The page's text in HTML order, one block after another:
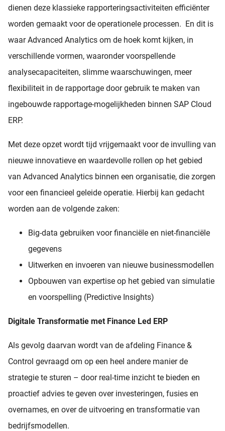
dienen deze klassieke rapporteringsactiviteiten efficiënter
worden gemaakt voor de operationele processen. En dit is
waar Advanced Analytics om de hoek komt kijken, in
verschillende vormen, waaronder voorspellende
analysecapaciteiten, slimme waarschuwingen, meer
flexibiliteit in de rapportage door gebruik te maken van
ingebouwde rapportage-mogelijkheden binnen SAP Cloud
ERP.
Met deze opzet wordt tijd vrijgemaakt voor de invulling van
nieuwe innovatieve en waardevolle rollen op het gebied
van Advanced Analytics binnen een organisatie, die zorgen
voor een financieel geleide operatie. Hierbij kan gedacht
worden aan de volgende zaken:
Big-data gebruiken voor financiële en niet-financiële
gegevens
Uitwerken en invoeren van nieuwe businessmodellen
Opbouwen van expertise op het gebied van simulatie
en voorspelling (Predictive Insights)
Digitale Transformatie met Finance Led ERP
Als gevolg daarvan wordt van de afdeling Finance &
Control gevraagd om op een heel andere manier de
strategie te sturen – door real-time inzicht te bieden en
proactief advies te geven over investeringen, fusies en
overnames, en over de uitvoering en transformatie van
bedrijfsmodellen.